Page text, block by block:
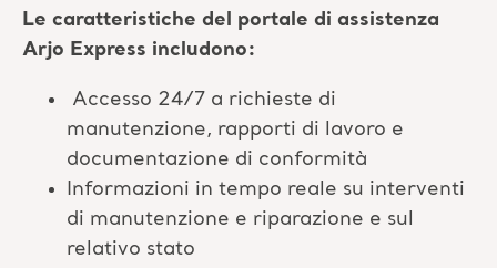
Le caratteristiche del portale di assistenza
Arjo Express includono:
Accesso 24/7 a richieste di
manutenzione, rapporti di lavoro e
documentazione di conformità​
Informazioni in tempo reale su interventi
di manutenzione e riparazione e sul
relativo stato